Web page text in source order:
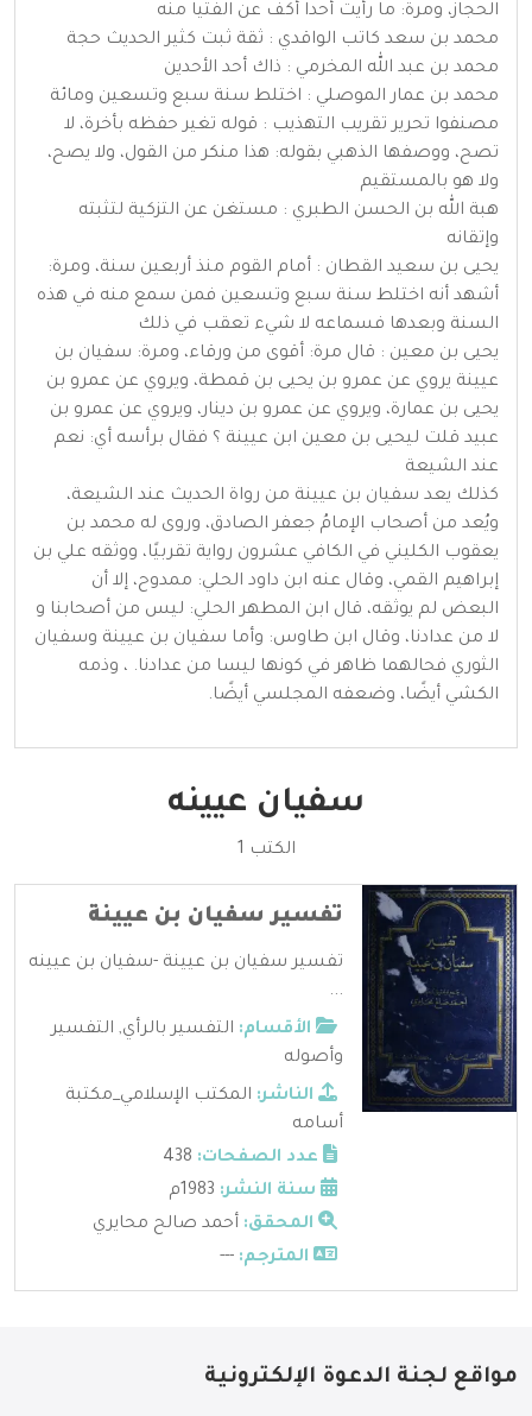
الحجاز، ومرة: ما رأيت أحدا أكف عن الفتيا منه
محمد بن سعد كاتب الواقدي : ثقة ثبت كثير الحديث حجة
محمد بن عبد الله المخرمي : ذاك أحد الأحدين
محمد بن عمار الموصلي : اختلط سنة سبع وتسعين ومائة
مصنفوا تحرير تقريب التهذيب : قوله تغير حفظه بأخرة، لا
تصح، ووصفها الذهبي بقوله: هذا منكر من القول، ولا يصح،
ولا هو بالمستقيم
هبة الله بن الحسن الطبري : مستغن عن التزكية لتثبته
وإتقانه
يحيى بن سعيد القطان : أمام القوم منذ أربعين سنة، ومرة:
أشهد أنه اختلط سنة سبع وتسعين فمن سمع منه في هذه
السنة وبعدها فسماعه لا شيء تعقب في ذلك
يحيى بن معين : قال مرة: أقوى من ورقاء، ومرة: سفيان بن
عيينة يروي عن عمرو بن يحيى بن قمطة، ويروي عن عمرو بن
يحيى بن عمارة، ويروي عن عمرو بن دينار، ويروي عن عمرو بن
عبيد قلت ليحيى بن معين ابن عيينة ؟ فقال برأسه أي: نعم
عند الشيعة
كذلك يعد سفيان بن عيينة من رواة الحديث عند الشيعة،
ويُعد من أصحاب الإمامُ جعفر الصادق، وروى له محمد بن
يعقوب الكليني في الكافي عشرون رواية تقربيًا، ووثقه علي بن
إبراهيم القمي، وقال عنه ابن داود الحلي: ممدوح، إلا أن
البعض لم يوثقه، قال ابن المطهر الحلي: ليس من أصحابنا و
لا من عدادنا، وقال ابن طاوس: وأما سفيان بن عيينة وسفيان
الثوري فحالهما ظاهر في كونها ليسا من عدادنا. ، وذمه
الكشي أيضًا، وضعفه المجلسي أيضًا.
سفيان عيينه
الكتب 1
تفسير سفيان بن عيينة
تفسير سفيان بن عيينة -سفيان بن عيينه
...
الأقسام: التفسير بالرأي, التفسير
وأصوله
الناشر: المكتب الإسلامي_مكتبة
أسامه
عدد الصفحات:
سنة النشر:
المحقق: أحمد صالح محايري
المترجم: ---
مواقع لجنة الدعوة الإلكترونية